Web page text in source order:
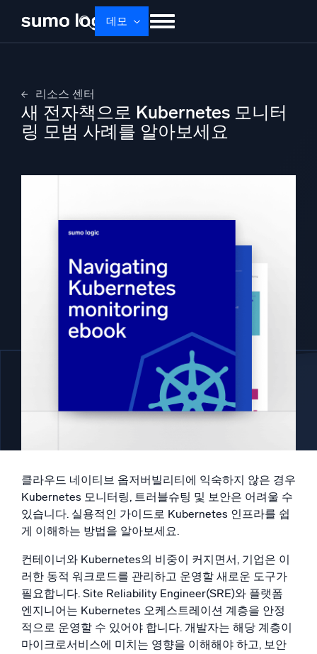
데모
회사 소개
Dojo AI 새로움
모니터링, 문제 해결, 자동화 및 방어
AI/ML 기반
독자 알고리즘, 머신러닝 및 생성형 AI
위협을 더 빠르게 발견하고 더 똑똑하게 대응
동적 가시성
모니터링 및 문제 해결
포괄적인 가시성으로 탐지 및 해결
강력한 통합
신뢰할 수 있고 인증된
리소스 센터
새 전자책으로 Kubernetes 모니터
링 모범 사례를 알아보세요
클라우드 네이티브 옵저버빌리티에 익숙하지 않은 경우
Kubernetes 모니터링, 트러블슈팅 및 보안은 어려울 수
있습니다. 실용적인 가이드로 Kubernetes 인프라를 쉽
게 이해하는 방법을 알아보세요.
컨테이너와 Kubernetes의 비중이 커지면서, 기업은 이
러한 동적 워크로드를 관리하고 운영할 새로운 도구가
필요합니다. Site Reliability Engineer(SRE)와 플랫폼
엔지니어는 Kubernetes 오케스트레이션 계층을 안정
적으로 운영할 수 있어야 합니다. 개발자는 해당 계층이
마이크로서비스에 미치는 영향을 이해해야 하고, 보안